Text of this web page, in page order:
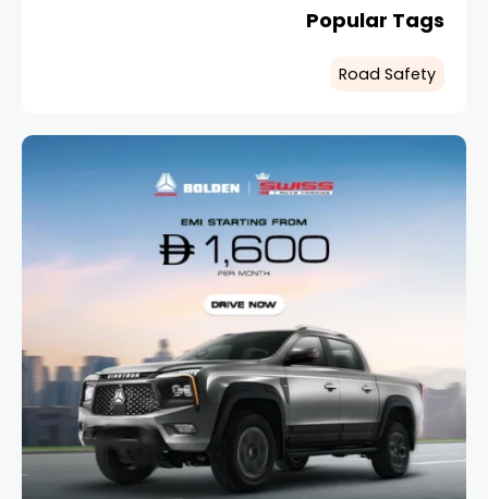
Popular Tags
Road Safety